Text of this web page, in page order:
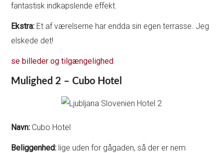
fantastisk indkapslende effekt.
Ekstra: Et af værelserne har endda sin egen terrasse. Jeg
elskede det!
se billeder og tilgængelighed
Mulighed 2 – Cubo Hotel
Navn: Cubo Hotel
Beliggenhed: lige uden for gågaden, så der er nem